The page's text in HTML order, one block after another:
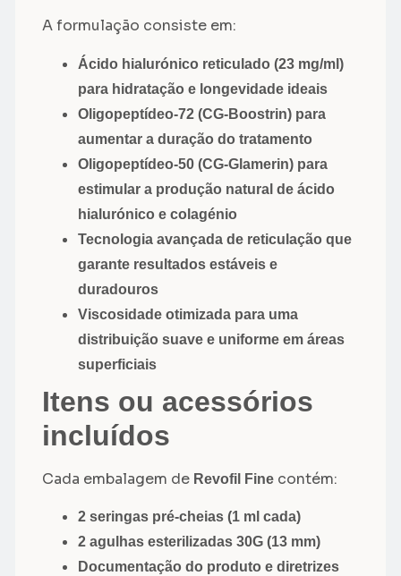
A formulação consiste em:
Ácido hialurónico reticulado (23 mg/ml)
para hidratação e longevidade ideais
Oligopeptídeo-72 (CG-Boostrin) para
aumentar a duração do tratamento
Oligopeptídeo-50 (CG-Glamerin) para
estimular a produção natural de ácido
hialurónico e colagénio
Tecnologia avançada de reticulação que
garante resultados estáveis e
duradouros
Viscosidade otimizada para uma
distribuição suave e uniforme em áreas
superficiais
Itens ou acessórios
incluídos
Cada embalagem de Revofil Fine contém:
2 seringas pré-cheias (1 ml cada)
2 agulhas esterilizadas 30G (13 mm)
Documentação do produto e diretrizes